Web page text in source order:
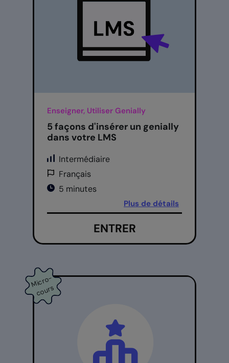
Enseigner, Utiliser Genially
5 façons d'insérer un genially
dans votre LMS
Intermédiaire
Français
5 minutes
Plus de détails
ENTRER
Mi
cr
o
-
c
o
ur
s